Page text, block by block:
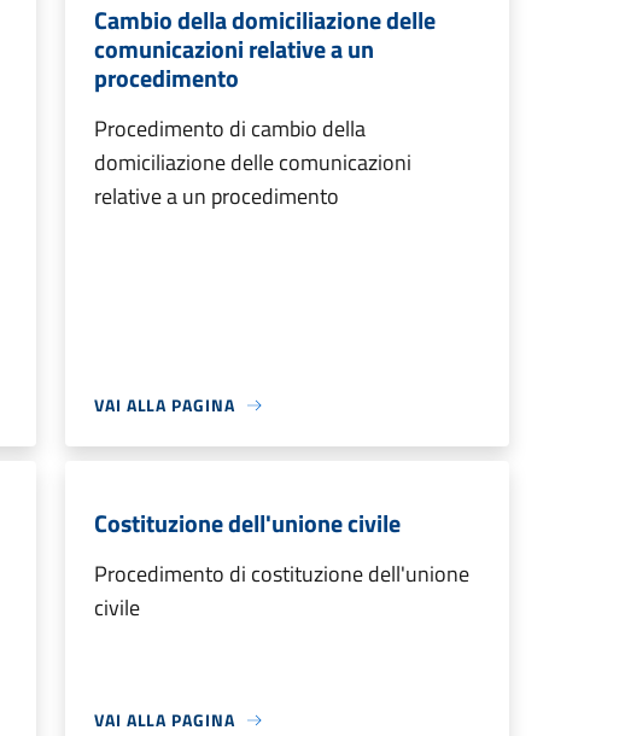
Cambio della domiciliazione delle
comunicazioni relative a un
procedimento
Procedimento di cambio della
domiciliazione delle comunicazioni
relative a un procedimento
VAI ALLA PAGINA
Costituzione dell'unione civile
Procedimento di costituzione dell'unione
civile
VAI ALLA PAGINA